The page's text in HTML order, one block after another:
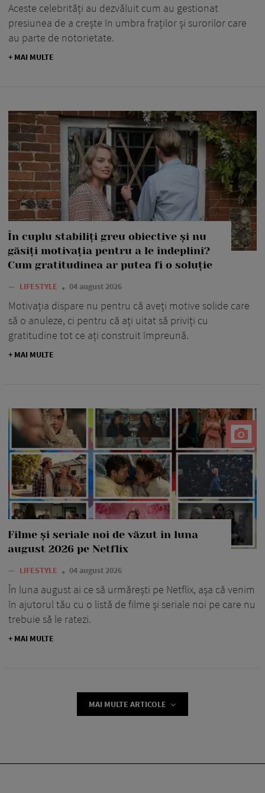
Aceste celebrități au dezvăluit cum au gestionat
presiunea de a crește în umbra fraților și surorilor care
au parte de notorietate.
+ MAI MULTE
În cuplu stabiliți greu obiective și nu
găsiți motivația pentru a le îndeplini?
Cum gratitudinea ar putea fi o soluție
— LIFESTYLE 04 august 2026
Motivația dispare nu pentru că aveți motive solide care
să o anuleze, ci pentru că ați uitat să priviți cu
gratitudine tot ce ați construit împreună.
+ MAI MULTE
Filme și seriale noi de văzut în luna
august 2026 pe Netflix
— LIFESTYLE 04 august 2026
În luna august ai ce să urmărești pe Netflix, așa că venim
în ajutorul tău cu o listă de filme și seriale noi pe care nu
trebuie să le ratezi.
+ MAI MULTE
MAI MULTE ARTICOLE